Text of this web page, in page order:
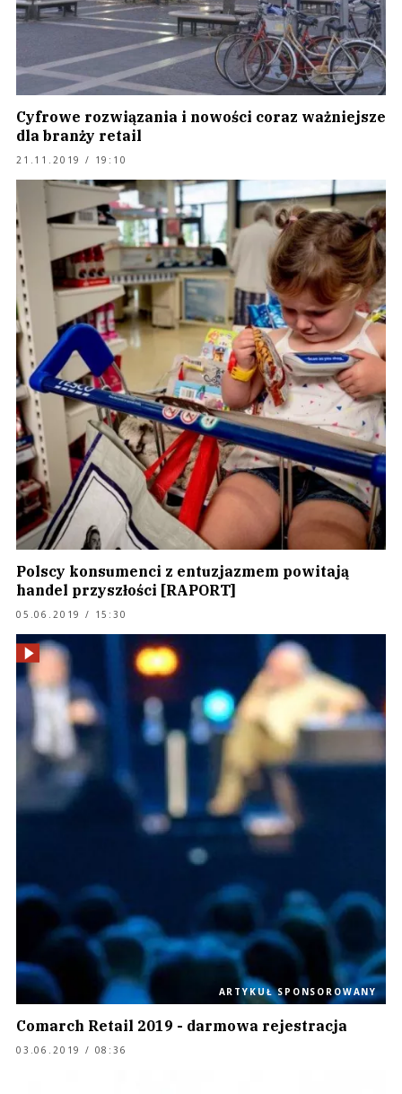
Cyfrowe rozwiązania i nowości coraz ważniejsze
dla branży retail
21.11.2019 / 19:10
Polscy konsumenci z entuzjazmem powitają
handel przyszłości [RAPORT]
05.06.2019 / 15:30
ARTYKUŁ SPONSOROWANY
Comarch Retail 2019 - darmowa rejestracja
03.06.2019 / 08:36